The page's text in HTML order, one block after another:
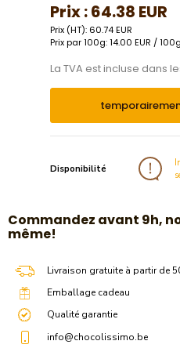
Prix :64.38 EUR
Prix (HT): 60.74 EUR
Prix par 100g: 14.00 EUR / 100g
La TVA est incluse dans
Disponibilité
​Commandez avant 9h,
même!
Livraison gratuite à partir de
Emballage cadeau
Qualité garantie
info@chocolissimo.be